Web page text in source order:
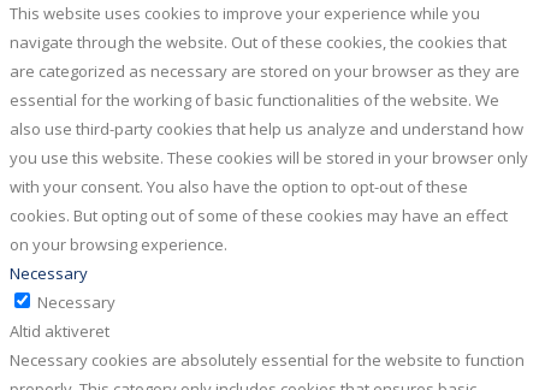
This website uses cookies to improve your experience while you
navigate through the website. Out of these cookies, the cookies that
are categorized as necessary are stored on your browser as they are
essential for the working of basic functionalities of the website. We
also use third-party cookies that help us analyze and understand how
you use this website. These cookies will be stored in your browser only
with your consent. You also have the option to opt-out of these
cookies. But opting out of some of these cookies may have an effect
on your browsing experience.
Necessary
Necessary
Altid aktiveret
Necessary cookies are absolutely essential for the website to function